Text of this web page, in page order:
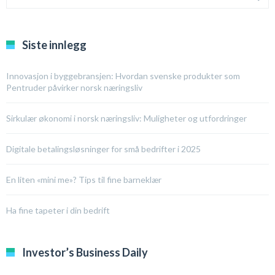
Siste innlegg
Innovasjon i byggebransjen: Hvordan svenske produkter som
Pentruder påvirker norsk næringsliv
Sirkulær økonomi i norsk næringsliv: Muligheter og utfordringer
Digitale betalingsløsninger for små bedrifter i 2025
En liten «mini me»? Tips til fine barneklær
Ha fine tapeter i din bedrift
Investor’s Business Daily